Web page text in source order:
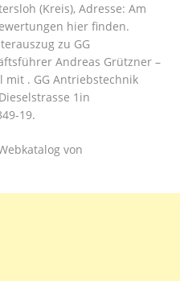
(Kreis), Adresse: Am
hier finden.
zu GG
Andreas Grützner –
mit . GG Antriebstechnik
1in
19.
von